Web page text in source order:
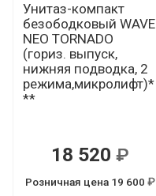
Унитаз-компакт
безободковый WAVE
NEO TORNADO
(гориз. выпуск,
нижняя подводка, 2
режима,микролифт)*
**
18 520
Розничная цена 19 600
Р
Р